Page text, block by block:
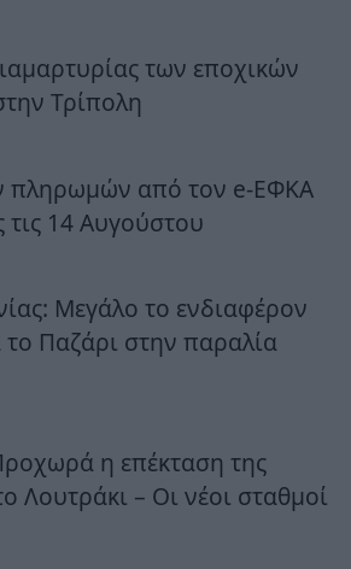
των εποχικών
Τρίπολη
πληρωμών από τον e-ΕΦΚΑ
τις 14 Αυγούστου
Μεγάλο το ενδιαφέρον
Παζάρι στην παραλία
η επέκταση της
Λουτράκι – Οι νέοι σταθμοί